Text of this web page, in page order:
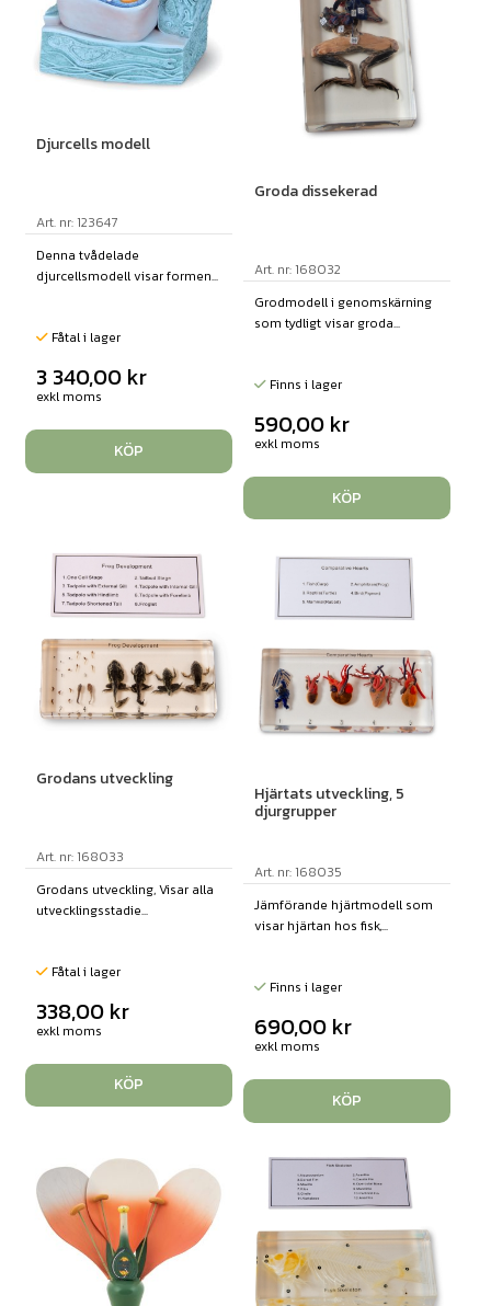
Djurcells modell
Art. nr: 123647
Denna tvådelade
djurcellsmodell visar formen...
Fåtal i lager
3 340,00 kr
exkl moms
KÖP
Groda dissekerad
Art. nr: 168032
Grodmodell i genomskärning
som tydligt visar groda...
Finns i lager
590,00 kr
exkl moms
KÖP
Grodans utveckling
Art. nr: 168033
Grodans utveckling, Visar alla
utvecklingsstadie...
Fåtal i lager
338,00 kr
exkl moms
KÖP
Hjärtats utveckling, 5
djurgrupper
Art. nr: 168035
Jämförande hjärtmodell som
visar hjärtan hos fisk,...
Finns i lager
690,00 kr
exkl moms
KÖP